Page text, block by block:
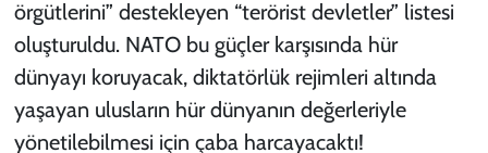
örgütlerini” destekleyen “terörist devletler” listesi
oluşturuldu. NATO bu güçler karşısında hür
dünyayı koruyacak, diktatörlük rejimleri altında
yaşayan ulusların hür dünyanın değerleriyle
yönetilebilmesi için çaba harcayacaktı!